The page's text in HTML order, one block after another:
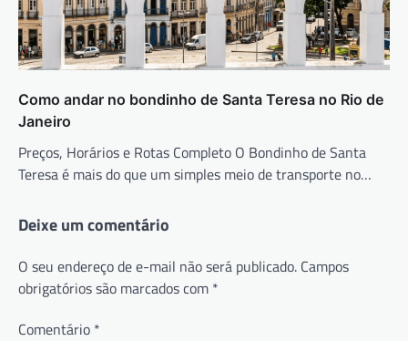
Como andar no bondinho de Santa Teresa no Rio de
Janeiro
Preços, Horários e Rotas Completo O Bondinho de Santa
Teresa é mais do que um simples meio de transporte no…
Deixe um comentário
O seu endereço de e-mail não será publicado. Campos
obrigatórios são marcados com *
Comentário *